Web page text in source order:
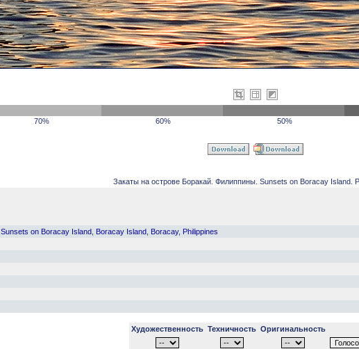
70% 60% 50%
Закаты на острове Боракай. Филиппины. Sunsets on Boracay Island.
Sunsets on Boracay Island Boracay Island Boracay, Philippines
Художественность Техничность Оригинальность